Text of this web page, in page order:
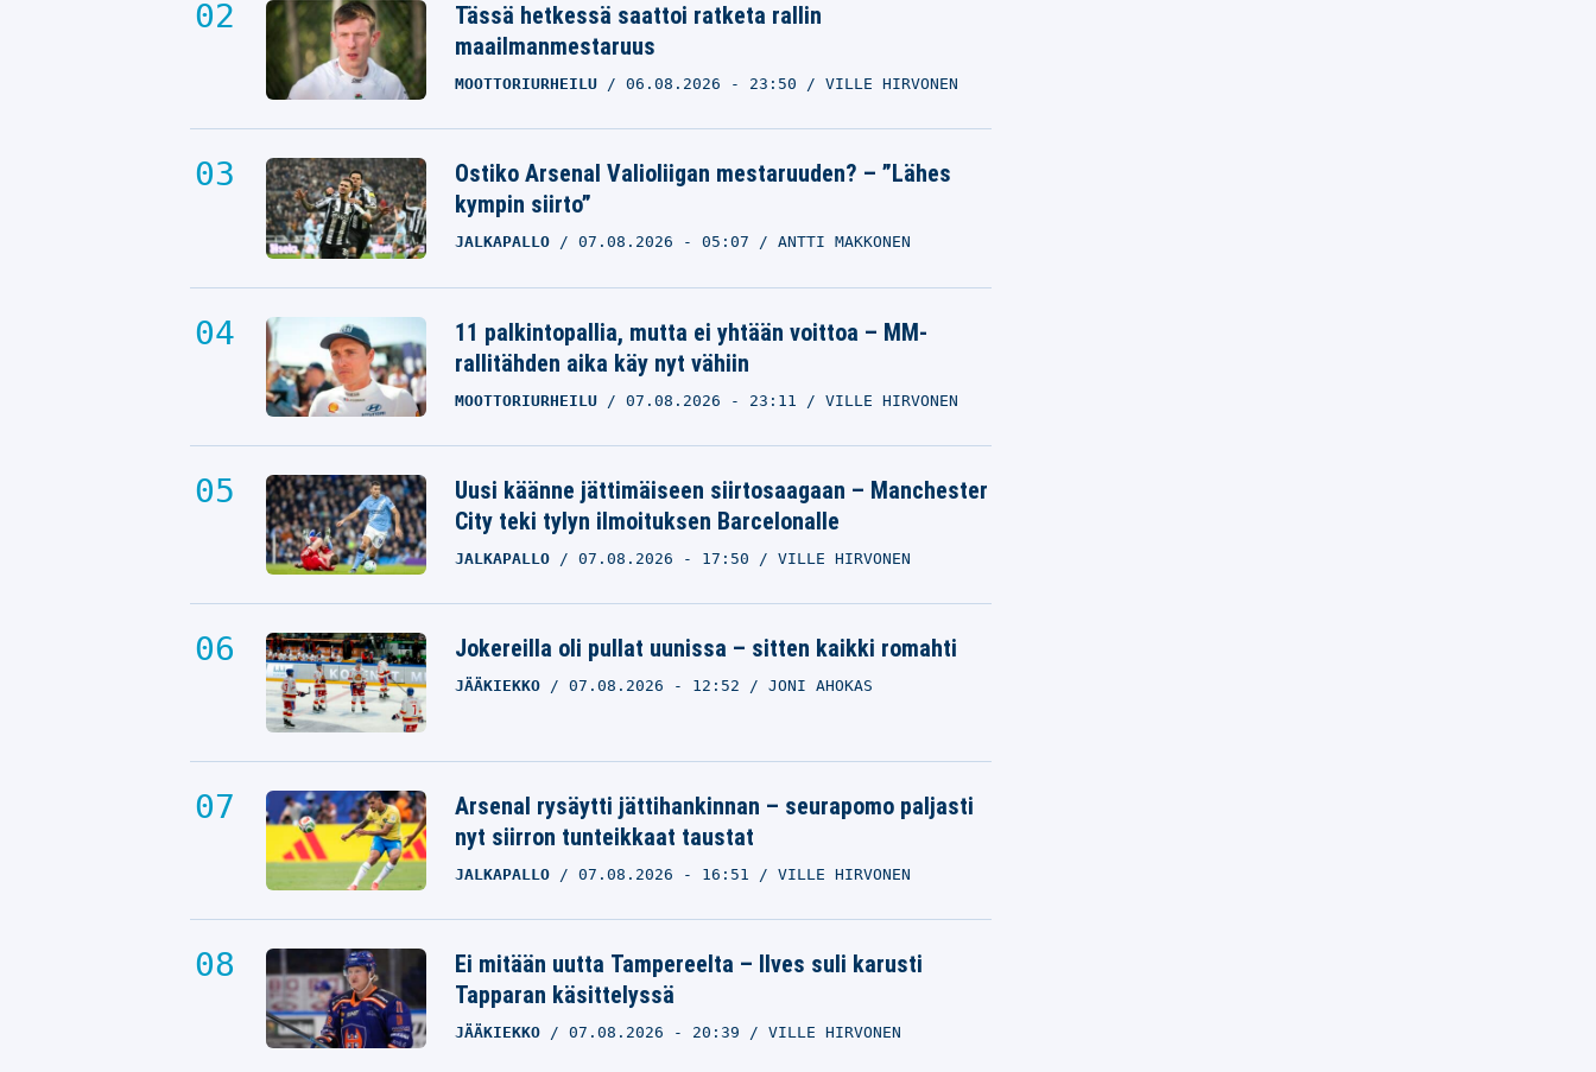
Tässä hetkessä saattoi ratketa rallin
maailmanmestaruus
MOOTTORIURHEILU 06.08.2026 - 23:50 VILLE HIRVONEN
Ostiko Arsenal Valioliigan mestaruuden? – ”Lähes
kympin siirto”
JALKAPALLO 07.08.2026 - 05:07 ANTTI MAKKONEN
11 palkintopallia, mutta ei yhtään voittoa – MM-
rallitähden aika käy nyt vähiin
MOOTTORIURHEILU 07.08.2026 - 23:11 VILLE HIRVONEN
Uusi käänne jättimäiseen siirtosaagaan – Manchester
City teki tylyn ilmoituksen Barcelonalle
JALKAPALLO 07.08.2026 - 17:50 VILLE HIRVONEN
Jokereilla oli pullat uunissa – sitten kaikki romahti
JÄÄKIEKKO 07.08.2026 - 12:52 JONI AHOKAS
Arsenal rysäytti jättihankinnan – seurapomo paljasti
nyt siirron tunteikkaat taustat
JALKAPALLO 07.08.2026 - 16:51 VILLE HIRVONEN
Ei mitään uutta Tampereelta – Ilves suli karusti
Tapparan käsittelyssä
JÄÄKIEKKO 07.08.2026 - 20:39 VILLE HIRVONEN